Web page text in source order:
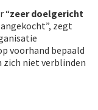
“zeer doelgericht
zegt
voorhand bepaald
zich niet verblinden